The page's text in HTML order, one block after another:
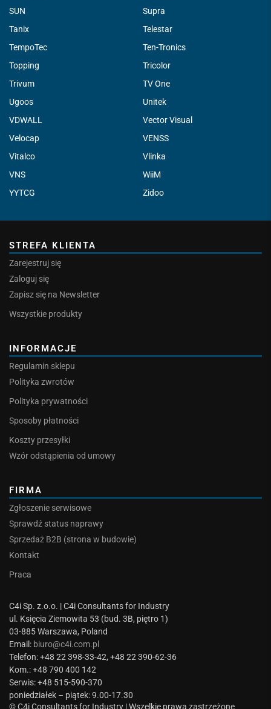
SUN
Supra
Tanix
Telestar
TempoTec
Ten-Tronics
Topping
Tricolor
Trivum
TV One
Ugoos
Unitek
VDWALL
Vector Visual
Velocap
VENSS
Vitalco
Vlinka
VNS
WiiM
YYTCG
Zidoo
STREFA KLIENTA
Zarejestruj się
Zaloguj się
Zapisz się na Newsletter
Wszystkie produkty
INFORMACJE
Regulamin sklepu
Polityka zwrotów
Polityka prywatności
Sposoby płatności
Koszty przesyłki
Wzór odstąpienia od umowy
FIRMA
Zgłoszenie serwisowe
Sprawdź status naprawy
Sprzedaż B2B (strona w budowie)
Kontakt
Praca
C4i Sp. z.o.o. | C4i Consultants for Industry
ul. Księcia Ziemowita 53 (bud. 3B, piętro 1)
03-885 Warszawa, Poland
Email: biuro@c4i.com.pl
Telefon: +48 22 398-33-42, +48 22 390-62-36
Kom.: +48 790 400 142
Serwis: +48 515-590-370
poniedziałek – piątek: 9.00-17.30
© C4i Consultants for Industry | Wszelkie prawa zastrzeżone